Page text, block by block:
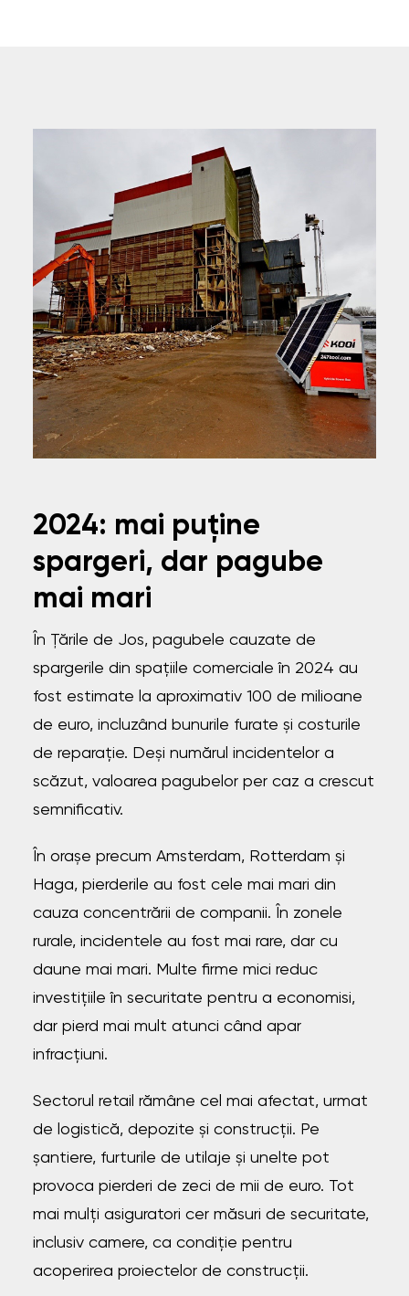
2024: mai puține
spargeri, dar pagube
mai mari
În Țările de Jos, pagubele cauzate de
spargerile din spațiile comerciale în 2024 au
fost estimate la aproximativ 100 de milioane
de euro, incluzând bunurile furate și costurile
de reparație. Deși numărul incidentelor a
scăzut, valoarea pagubelor per caz a crescut
semnificativ.
În orașe precum Amsterdam, Rotterdam și
Haga, pierderile au fost cele mai mari din
cauza concentrării de companii. În zonele
rurale, incidentele au fost mai rare, dar cu
daune mai mari. Multe firme mici reduc
investițiile în securitate pentru a economisi,
dar pierd mai mult atunci când apar
infracțiuni.
Sectorul retail rămâne cel mai afectat, urmat
de logistică, depozite și construcții. Pe
șantiere, furturile de utilaje și unelte pot
provoca pierderi de zeci de mii de euro. Tot
mai mulți asiguratori cer măsuri de securitate,
inclusiv camere, ca condiție pentru
acoperirea proiectelor de construcții.